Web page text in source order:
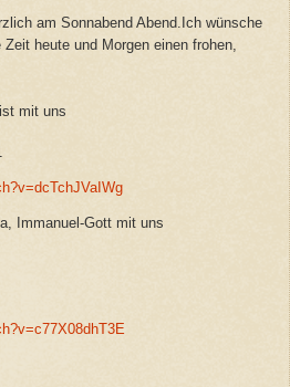
am Sonnabend Abend.Ich wünsche
heute und Morgen einen frohen,
mit uns
Immanuel-Gott mit uns